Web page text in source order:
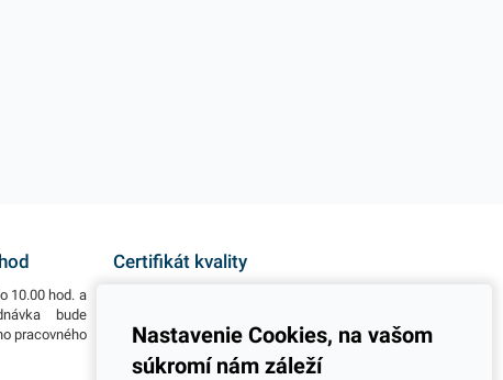
10.00 hod. a
bude
pracovného
Certifikát kvality
jeden z dôležitých ukazovateľov zodpovedného
podnikania.
Nastavenie Cookies, na vašom
súkromí nám záleží